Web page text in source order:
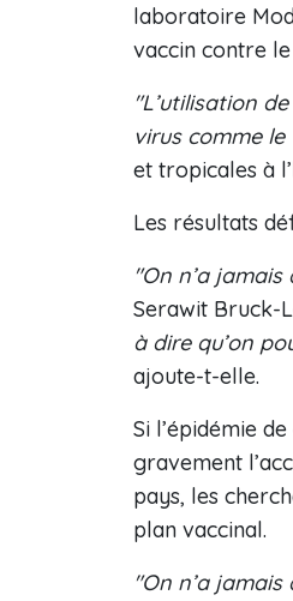
laboratoire
vaccin contre le
"L’utilisation
virus comme le
et tropicales à
Les résultats
"On n’a
Serawit Bruck-
à dire qu’on
ajoute-t-elle.
Si l’épidémie
gravement
pays, les
plan vaccinal.
"On n’a